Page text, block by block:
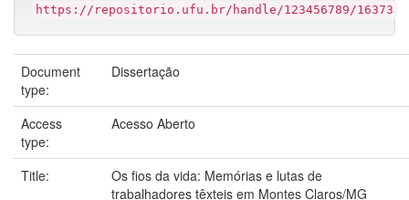
https://repositorio.ufu.br/handle/123456789/16373
Document
type:
Dissertação
Access
type:
Acesso Aberto
Title:
Os fios da vida: Memórias e lutas de
trabalhadores têxteis em Montes Claros/MG